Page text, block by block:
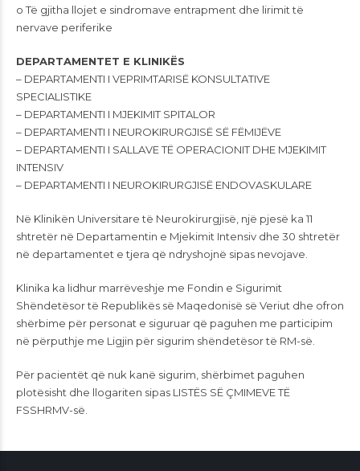
o Të gjitha llojet e sindromave entrapment dhe lirimit të
nervave periferike
DEPARTAMENTET E KLINIKËS
– DEPARTAMENTI I VEPRIMTARISË KONSULTATIVE
SPECIALISTIKE
– DEPARTAMENTI I MJEKIMIT SPITALOR
– DEPARTAMENTI I NEUROKIRURGJISË SË FËMIJËVE
– DEPARTAMENTI I SALLAVE TË OPERACIONIT DHE MJEKIMIT
INTENSIV
– DEPARTAMENTI I NEUROKIRURGJISË ENDOVASKULARE
Në Klinikën Universitare të Neurokirurgjisë, një pjesë ka 11
shtretër në Departamentin e Mjekimit Intensiv dhe 30 shtretër
në departamentet e tjera që ndryshojnë sipas nevojave.
Klinika ka lidhur marrëveshje me Fondin e Sigurimit
Shëndetësor të Republikës së Maqedonisë së Veriut dhe ofron
shërbime për personat e siguruar që paguhen me participim
në përputhje me Ligjin për sigurim shëndetësor të RM-së.
Për pacientët që nuk kanë sigurim, shërbimet paguhen
plotësisht dhe llogariten sipas LISTËS SË ÇMIMEVE TË
FSSHRMV-së.